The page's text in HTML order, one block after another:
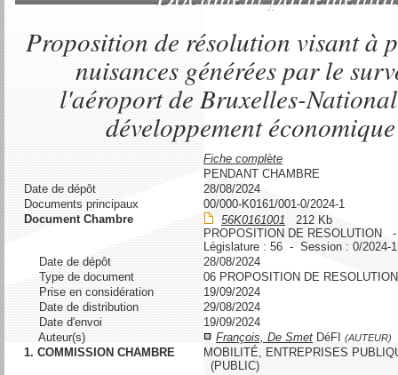
Proposition de résolution visant à
nuisances générées par le
l'aéroport de Bruxelles-
développement
Fiche complète
PENDANT CHAMBRE
Date de dépôt
28/08/2024
Documents principaux
00/000-K0161/001-0/2024-1
Document Chambre
56K0161001 212 Kb
PROPOSITION DE RESOLUTION
Législature : 56 - Session : 0/2024-1
Date de dépôt
28/08/2024
Type de document
06 PROPOSITION DE RESOLUTION
Prise en considération
19/09/2024
Date de distribution
29/08/2024
Date d'envoi
19/09/2024
Auteur(s)
François, De Smet DéFI (AUTEUR)
1. COMMISSION CHAMBRE
MOBILITÉ, ENTREPRISES
(PUBLIC)